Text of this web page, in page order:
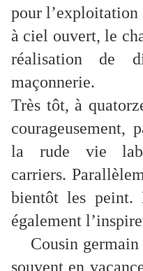
pour l’exploitation
à ciel ouvert, le
réalisation de
maçonnerie.
Très tôt, à
courageusement,
la rude vie
carriers.
bientôt les peint.
également
Cousin
souvent en